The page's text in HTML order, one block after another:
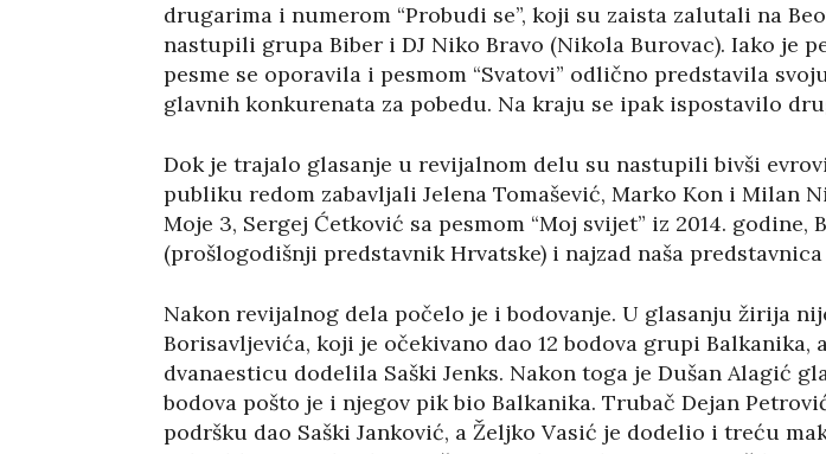
drugarima i numerom “Probudi se”, koji su zaista zalutali na
nastupili grupa Biber i DJ Niko Bravo (Nikola Burovac). Iako je
pesme se oporavila i pesmom “Svatovi” odlično predstavila
glavnih konkurenata za pobedu. Na kraju se ipak ispostavilo
Dok je trajalo glasanje u revijalnom delu su nastupili bivši
publiku redom zabavljali Jelena Tomašević, Marko Kon i Milan
Moje 3, Sergej Ćetković sa pesmom “Moj svijet” iz 2014. godine,
(prošlogodišnji predstavnik Hrvatske) i najzad naša
Nakon revijalnog dela počelo je i bodovanje. U glasanju žirija
Borisavljevića, koji je očekivano dao 12 bodova grupi
dvanaesticu dodelila Saški Jenks. Nakon toga je Dušan Alagić
bodova pošto je i njegov pik bio Balkanika. Trubač Dejan
podršku dao Saški Janković, a Željko Vasić je dodelio i treću